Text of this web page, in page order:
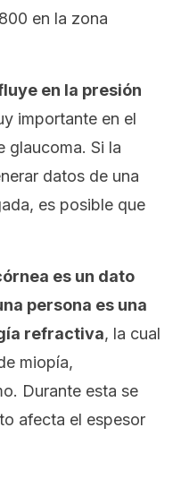
en la zona
en la presión
importante en el
glaucoma. Si la
datos de una
es posible que
es un dato
persona es una
refractiva, la cual
miopía,
Durante esta se
afecta el espesor